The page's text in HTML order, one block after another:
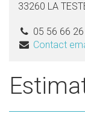
33260 LA
05 56 66
Contact